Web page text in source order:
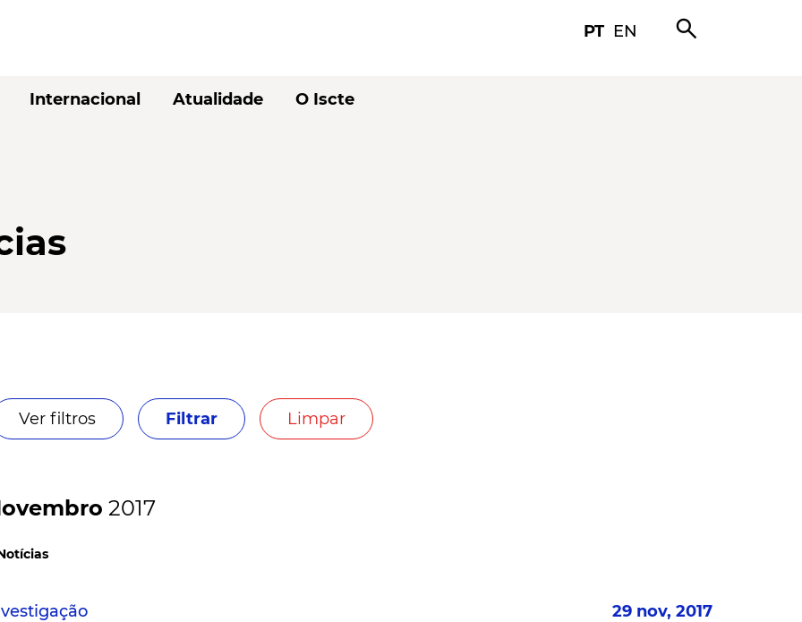
PT EN search
Internacional Atualidade O Iscte
Ver filtros Filtrar Limpar
2017
29 nov, 2017